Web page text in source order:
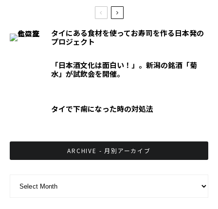
タイにある食材を使ってお寿司を作る日本発の
プロジェクト
「日本酒文化は面白い！」。新潟の銘酒「菊
水」が試飲会を開催。
タイで下痢になった時の対処法
ARCHIVE - 月別アーカイブ